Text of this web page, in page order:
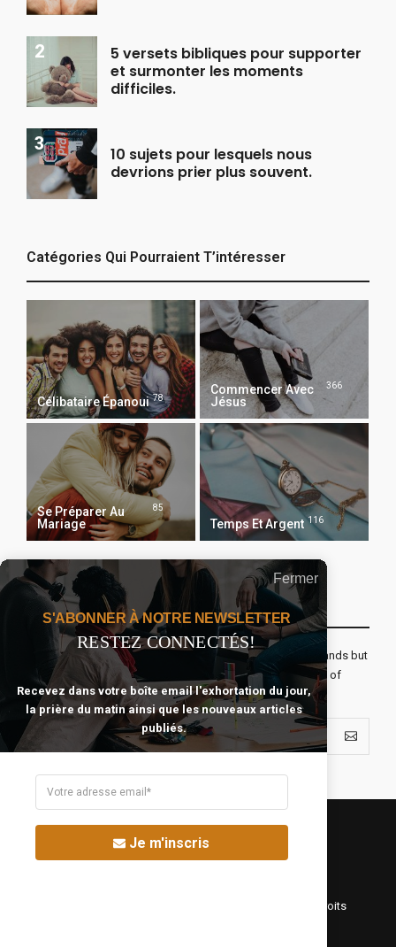
5 versets bibliques pour supporter
et surmonter les moments
difficiles.
10 sujets pour lesquels nous
devrions prier plus souvent.
Catégories Qui Pourraient T’intéresser
Célibataire Épanoui 78
Commencer Avec
Jésus
366
Se Préparer Au
Mariage
85
Temps Et Argent 116
Recevoir Notre Newsletter Chaque Matin
The real voyage of discovery consists not in seeking new lands but
seeing with new eyes. All journeys have secret destinations of
which the traveler is unaware.
©Fréquence Chrétienne Production 2016-2025. Tous droits
Fermer
S'ABONNER À NOTRE NEWSLETTER
RESTEZ CONNECTÉS!
Recevez dans votre boîte email l'exhortation du jour,
la prière du matin ainsi que les nouveaux articles
publiés.
Je m'inscris